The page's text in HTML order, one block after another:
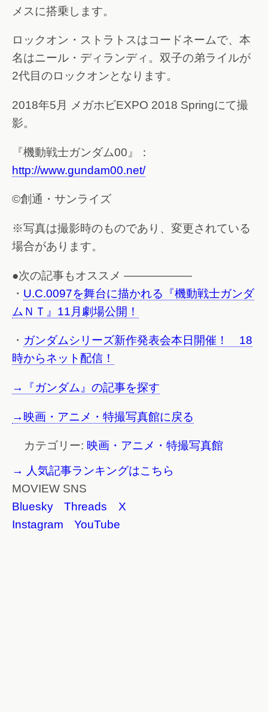
メスに搭乗します。
ロックオン・ストラトスはコードネームで、本
名はニール・ディランディ。双子の弟ライルが
2代目のロックオンとなります。
2018年5月 メガホビEXPO 2018 Springにて撮
影。
『機動戦士ガンダム00』：
http://www.gundam00.net/
©創通・サンライズ
※写真は撮影時のものであり、変更されている
場合があります。
●次の記事もオススメ ——————
・ U.C.0097を舞台に描かれる『機動戦士ガンダ
ムＮＴ』11月劇場公開！
・ ガンダムシリーズ新作発表会本日開催！ 18
時からネット配信！
→『ガンダム』の記事を探す
→映画・アニメ・特撮写真館に戻る
カテゴリー: 映画・アニメ・特撮写真館
→ 人気記事ランキングはこちら
MOVIEW SNS
Bluesky
Threads
X
Instagram
YouTube